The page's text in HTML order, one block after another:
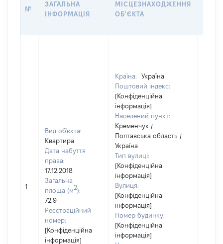
№
ЗАГАЛЬНА
ІНФОРМАЦІЯ
МІСЦЕЗНАХОДЖЕННЯ
ОБ'ЄКТА
1
Вид об'єкта:
Квартира
Дата набуття
права:
17.12.2018
Загальна
площа (м2):
72.9
Реєстраційний
номер:
[Конфіденційна
інформація]
Країна:
Україна
Поштовий індекс:
[Конфіденційна
інформація]
Населений пункт:
Кременчук /
Полтавська область /
Україна
Тип вулиці:
[Конфіденційна
інформація]
Вулиця:
[Конфіденційна
інформація]
Номер будинку:
[Конфіденційна
інформація]